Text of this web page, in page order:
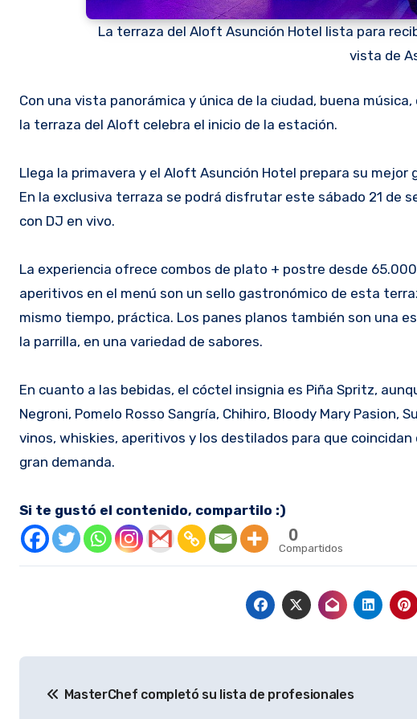
La terraza del Aloft Asunción Hotel lista para
vista de
Con una vista panorámica y única de la ciudad, buena
la terraza del Aloft celebra el inicio de la estación.
Llega la primavera y el Aloft Asunción Hotel prepara su
En la exclusiva terraza se podrá disfrutar este sábado 21 de
con DJ en vivo.
La experiencia ofrece combos de plato + postre desde
aperitivos en el menú son un sello gastronómico de esta
mismo tiempo, práctica. Los panes planos también son una
la parrilla, en una variedad de sabores.
En cuanto a las bebidas, el cóctel insignia es Piña Spritz,
Negroni, Pomelo Rosso Sangría, Chihiro, Bloody Mary Pasion,
vinos, whiskies, aperitivos y los destilados para que
gran demanda.
Si te gustó el contenido, compartilo :)
0
Compartidos
de
MasterChef completó su lista de profesionales